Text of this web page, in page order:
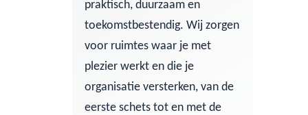
praktisch, duurzaam en
toekomstbestendig. Wij zorgen
voor ruimtes waar je met
plezier werkt en die je
organisatie versterken, van de
eerste schets tot en met de